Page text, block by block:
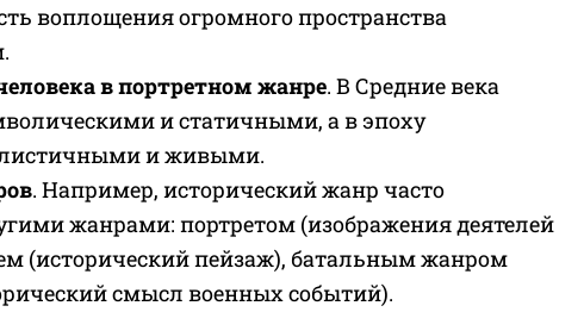
воплощения огромного пространства
в портретном жанре. В Средние века
и статичными, а в эпоху
и живыми.
. Например, исторический жанр часто
жанрами: портретом (изображения деятелей
(исторический пейзаж), батальным жанром
смысл военных событий).